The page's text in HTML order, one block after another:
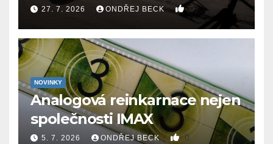
27. 7. 2026 ONDŘEJ BECK 0
NOVINKY
Analogová reinkarnace nejen
společnosti IMAX
5. 7. 2026 ONDŘEJ BECK 0